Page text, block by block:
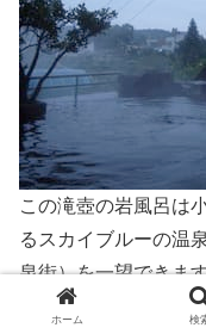
この滝壺の岩風呂は
るスカイブルーの温
泉街）を一望できま
き付けて岩っぽく見
ホーム 検